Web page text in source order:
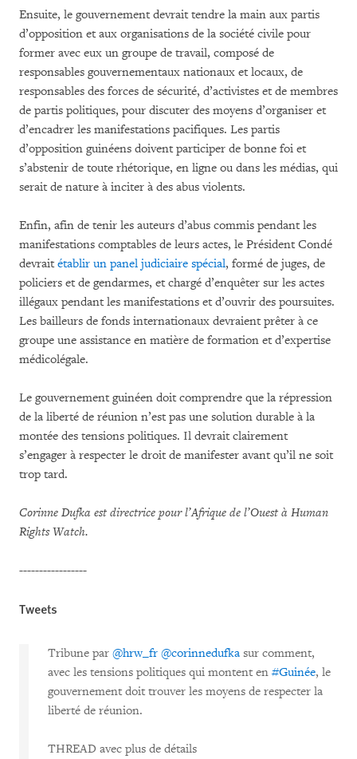
Ensuite, le gouvernement devrait tendre la main aux partis
d’opposition et aux organisations de la société civile pour
former avec eux un groupe de travail, composé de
responsables gouvernementaux nationaux et locaux, de
responsables des forces de sécurité, d’activistes et de membres
de partis politiques, pour discuter des moyens d’organiser et
d’encadrer les manifestations pacifiques. Les partis
d’opposition guinéens doivent participer de bonne foi et
s’abstenir de toute rhétorique, en ligne ou dans les médias, qui
serait de nature à inciter à des abus violents.
Enfin, afin de tenir les auteurs d’abus commis pendant les
manifestations comptables de leurs actes, le Président Condé
devrait établir un panel judiciaire spécial, formé de juges, de
policiers et de gendarmes, et chargé d’enquêter sur les actes
illégaux pendant les manifestations et d’ouvrir des poursuites.
Les bailleurs de fonds internationaux devraient prêter à ce
groupe une assistance en matière de formation et d’expertise
médicolégale.
Le gouvernement guinéen doit comprendre que la répression
de la liberté de réunion n’est pas une solution durable à la
montée des tensions politiques. Il devrait clairement
s’engager à respecter le droit de manifester avant qu’il ne soit
trop tard.
Corinne Dufka est directrice pour l’Afrique de l’Ouest à Human
Rights Watch.
-----------------
Tweets
Tribune par @hrw_fr @corinnedufka sur comment,
avec les tensions politiques qui montent en #Guinée, le
gouvernement doit trouver les moyens de respecter la
liberté de réunion.
THREAD avec plus de détails